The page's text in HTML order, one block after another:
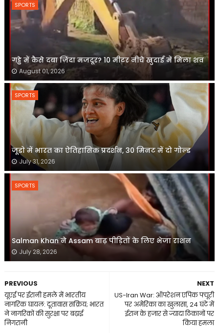
SPORTS
गड्ढे में कैसे दबा ज़िंदा मजदूर? 10 मीटर नीचे खुदाई में मिला शव
August 01, 2026
SPORTS
जूडो में भारत का ऐतिहासिक प्रदर्शन, 30 मिनट में दो गोल्ड
July 31, 2026
SPORTS
Salman Khan ने Assam बाढ़ पीड़ितों के लिए भेजा राशन
July 28, 2026
NEXT
US-Iran War: ऑपरेशन एपिक फ्यूरी
पर अमेरिका का खुलासा, 24 घंटे में
ईरान के हजार से ज्यादा ठिकानों पर
किया हमला
PREVIOUS
यूएई पर ईरानी हमले में भारतीय
नागरिक घायल: दूतावास सक्रिय; भारत
ने नागरिकों की सुरक्षा पर बढ़ाई
निगरानी